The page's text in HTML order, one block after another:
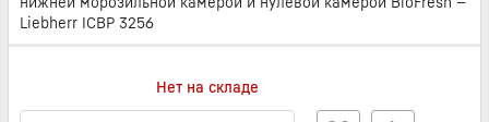
Liebherr ICBP 3256
Нет на складе